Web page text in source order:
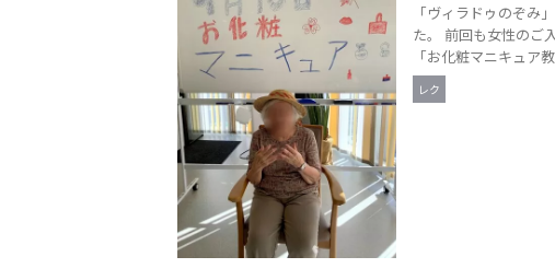
「ヴィラドゥのぞみ
た。 前回も女性のご
「お化粧マニキュア
レク